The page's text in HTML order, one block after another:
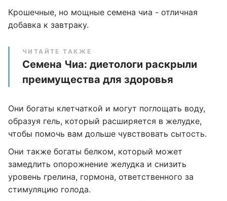
Крошечные, но мощные семена чиа - отличная
добавка к завтраку.
ЧИТАЙТЕ ТАКЖЕ
Семена Чиа: диетологи раскрыли
преимущества для здоровья
Они богаты клетчаткой и могут поглощать воду,
образуя гель, который расширяется в желудке,
чтобы помочь вам дольше чувствовать сытость.
Они также богаты белком, который может
замедлить опорожнение желудка и снизить
уровень грелина, гормона, ответственного за
стимуляцию голода.